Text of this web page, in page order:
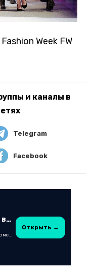
Week FW
и каналы в
Telegram
Facebook
ZYYN — знакомства в Казахстане
Быстрые и безопасные знакомства в Telegram
Открыть →